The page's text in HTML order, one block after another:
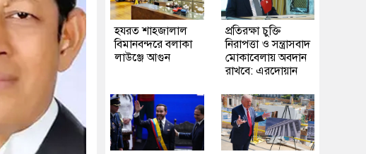
হযরত শাহজালাল
বিমানবন্দরে বলাকা
লাউঞ্জে আগুন
প্রতিরক্ষা চুক্তি
নিরাপত্তা ও সন্ত্রাসবাদ
মোকাবেলায় অবদান
রাখবে: এরদোয়ান